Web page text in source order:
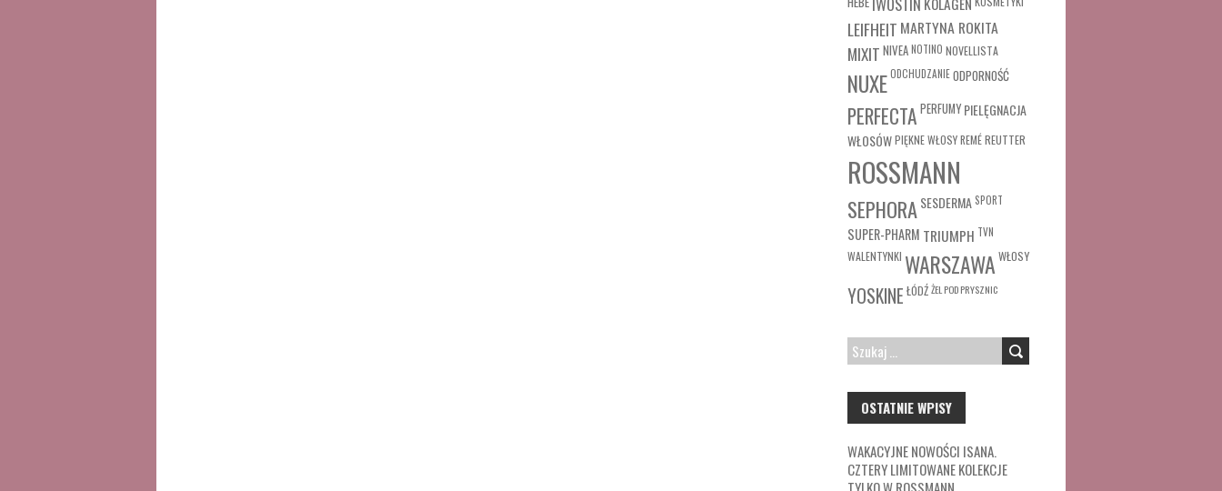
LEIFHEIT MARTYNA ROKITA
MIXIT NIVEANOTINO NOVELLISTA
NUXEODCHUDZANIEODPORNOŚĆ
PERFECTA PERFUMY PIELĘGNACJA
WŁOSÓWPIĘKNE WŁOSYREMÉREUTTER
ROSSMANN
SEPHORASESDERMA SPORT
SUPER-PHARM TRIUMPH TVN
WALENTYNKI WARSZAWA WŁOSY
YOSKINE ŁÓDŹŻEL POD PRYSZNIC
SZUKAJ:
OSTATNIE WPISY
WAKACYJNE NOWOŚCI ISANA.
CZTERY LIMITOWANE KOLEKCJE